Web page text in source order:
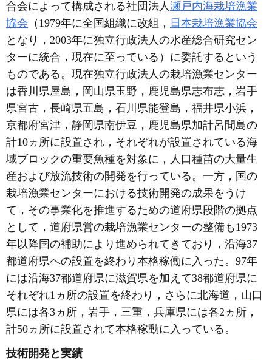
合会によって構成される社団法人瀬戸内海栽培漁業
協会 （1979年に全国組織に改組， 日本栽培漁業協会
となり，2003年に独立行政法人の水産総合研究セン
ターに統合，現在に至っている）に委託するという
ものである。現在独立行政法人の栽培漁業センター
は香川県屋島，岡山県玉野，鹿児島県志布志，岩手
県宮古，長崎県五島，石川県能登島，福井県小浜，
京都府宮津，静岡県南伊豆，鹿児島県加計呂間島の
計10ヵ所に設置され，それぞれが設置されている海
域ブロックの重要魚種を対象に，人口種苗の大量生
産および放流技術の開発を行っている。一方，国の
栽培漁業センターにおける技術開発の成果をうけ
て，その事業化を推進するための道府県段階の拠点
として，道府県営の栽培漁業センターの整備も1973
年以降国の補助により進められてきており，沿海37
都道府県への設置を終わり本格稼働に入った。97年
には沿海37都道府県に滋賀県を加えて38都道府県に
それぞれ1ヵ所の設置を終わり，さらに北海道，山口
県には各3ヵ所，岩手，三重，兵庫県には各2ヵ所，
計50ヵ所に設置されて本格稼動に入っている。
技術開発と実績